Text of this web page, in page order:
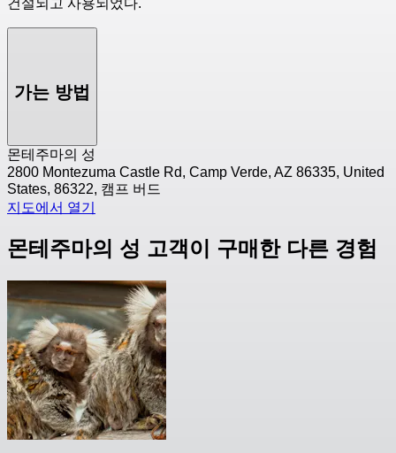
건설되고 사용되었다.
가는 방법
몬테주마의 성
2800 Montezuma Castle Rd, Camp Verde, AZ 86335, United
States, 86322, 캠프 버드
지도에서 열기
몬테주마의 성 고객이 구매한 다른 경험